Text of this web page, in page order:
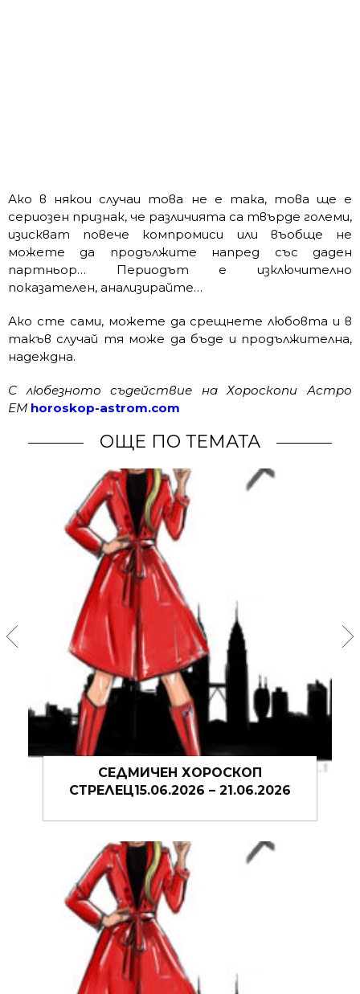
Ако в някои случаи това не е така, това ще е
сериозен признак, че различията са твърде големи,
изискват повече компромиси или въобще не
можете да продължите напред със даден
партньор… Периодът е изключително
показателен, анализирайте…
Ако сте сами, можете да срещнете любовта и в
такъв случай тя може да бъде и продължителна,
надеждна.
С любезното съдействие на Хороскопи Астро
ЕМ horoskop-astrom.com
ОЩЕ ПО ТЕМАТА
СЕДМИЧЕН ХОРОСКОП СТРЕЛЕЦ
08.06.2026 – 14.06.2026